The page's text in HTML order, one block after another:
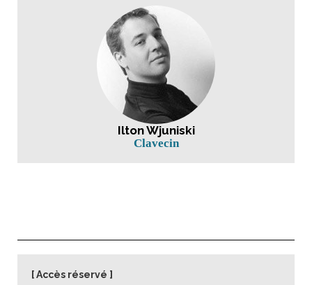
Ilton Wjuniski
Clavecin
Accès réservé